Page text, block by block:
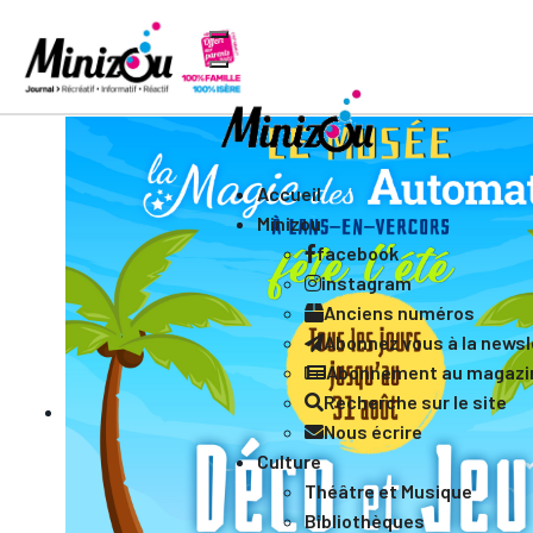
Accueil
Minizou
facebook
instagram
Anciens numéros
Abonnez vous à la
Abonnement au
Recherche sur le site
Nous écrire
Culture
Théâtre et Musique
Bibliothèques